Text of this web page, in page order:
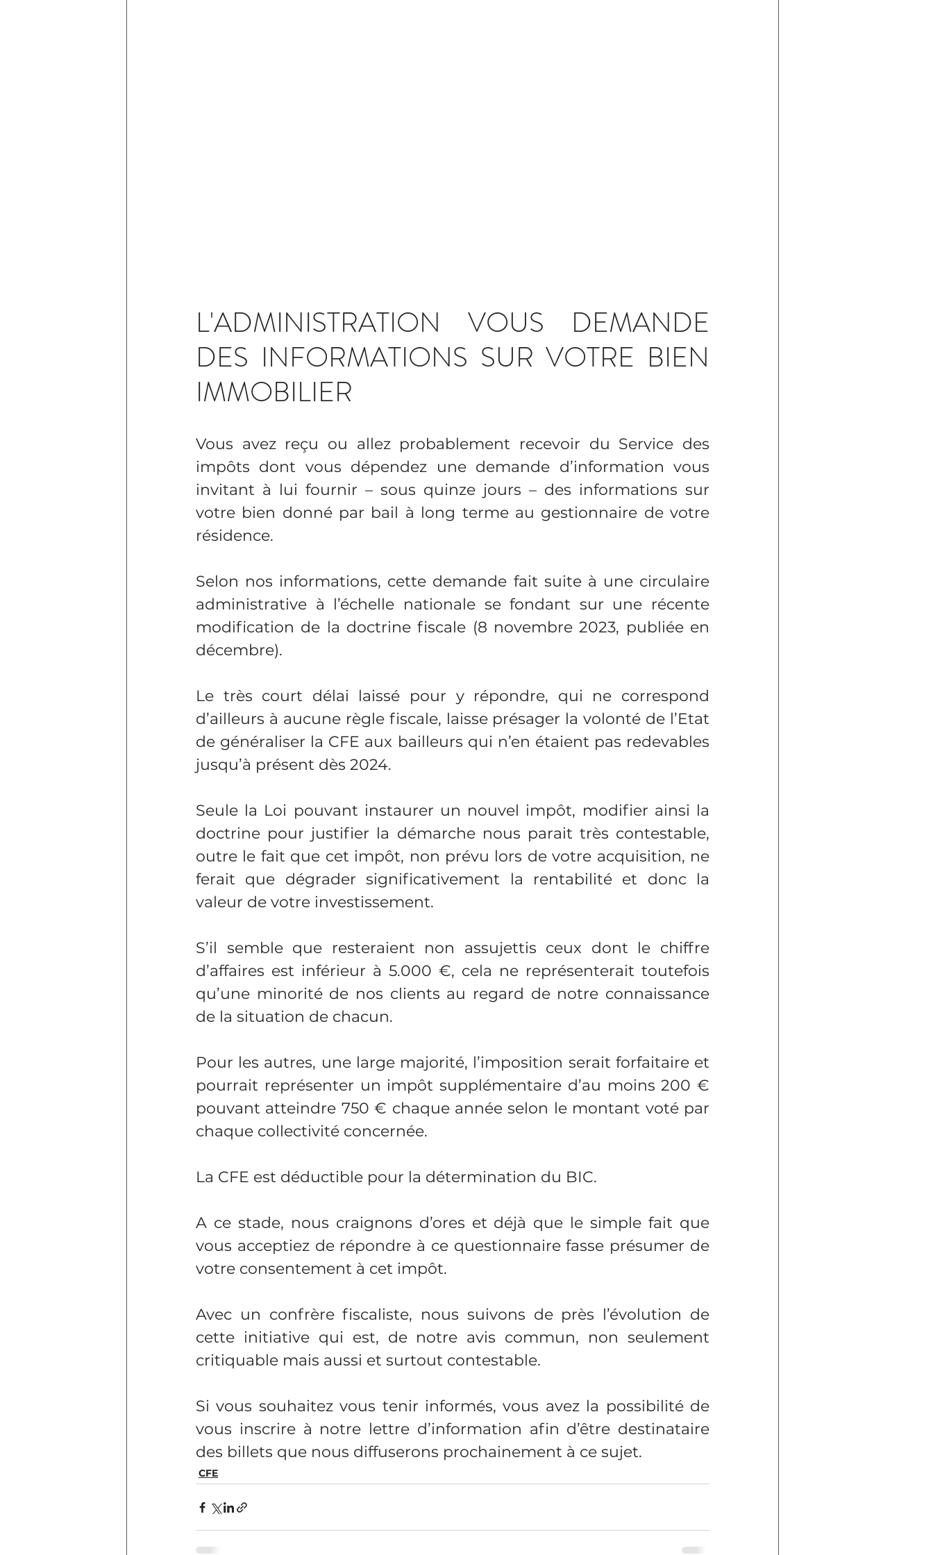
L'ADMINISTRATION VOUS DEMANDE
DES INFORMATIONS SUR VOTRE BIEN
IMMOBILIER
Vous avez reçu ou allez probablement recevoir du Service des
impôts dont vous dépendez une demande d’information vous
invitant à lui fournir – sous quinze jours – des informations sur
votre bien donné par bail à long terme au gestionnaire de votre
résidence.
Selon nos informations, cette demande fait suite à une circulaire
administrative à l’échelle nationale se fondant sur une récente
modification de la doctrine fiscale (8 novembre 2023, publiée en
décembre).
Le très court délai laissé pour y répondre, qui ne correspond
d’ailleurs à aucune règle fiscale, laisse présager la volonté de l’Etat
de généraliser la CFE aux bailleurs qui n’en étaient pas redevables
jusqu’à présent dès 2024.
Seule la Loi pouvant instaurer un nouvel impôt, modifier ainsi la
doctrine pour justifier la démarche nous parait très contestable,
outre le fait que cet impôt, non prévu lors de votre acquisition, ne
ferait que dégrader significativement la rentabilité et donc la
valeur de votre investissement.
S’il semble que resteraient non assujettis ceux dont le chiffre
d’affaires est inférieur à 5.000 €, cela ne représenterait toutefois
qu’une minorité de nos clients au regard de notre connaissance
de la situation de chacun.
Pour les autres, une large majorité, l’imposition serait forfaitaire et
pourrait représenter un impôt supplémentaire d’au moins 200 €
pouvant atteindre 750 € chaque année selon le montant voté par
chaque collectivité concernée.
La CFE est déductible pour la détermination du BIC.
A ce stade, nous craignons d’ores et déjà que le simple fait que
vous acceptiez de répondre à ce questionnaire fasse présumer de
votre consentement à cet impôt.
Avec un confrère fiscaliste, nous suivons de près l’évolution de
cette initiative qui est, de notre avis commun, non seulement
critiquable mais aussi et surtout contestable.
Si vous souhaitez vous tenir informés, vous avez la possibilité de
vous inscrire à notre lettre d’information afin d’être destinataire
des billets que nous diffuserons prochainement à ce sujet.
CFE